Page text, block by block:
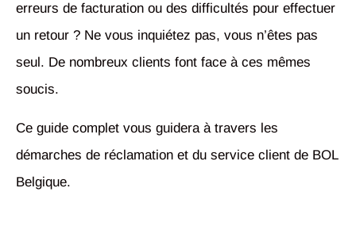
erreurs de facturation ou des difficultés pour effectuer
un retour ? Ne vous inquiétez pas, vous n’êtes pas
seul. De nombreux clients font face à ces mêmes
soucis.
Ce guide complet vous guidera à travers les
démarches de réclamation et du service client de BOL
Belgique.